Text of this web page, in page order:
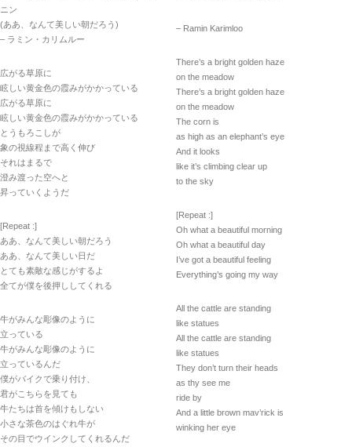
ニン
(ああ、なんて美しい朝だろう)
– ラミン・カリムルー
広がる草原に
眩しい黄金色の霞みがかかっている
広がる草原に
眩しい黄金色の霞みがかかっている
とうもろこしが
象の視線程まで高く伸び
それはまるで
澄み渡った空へと
昇っていくようだ
[Repeat :]
ああ、なんて美しい朝だろう
ああ、なんて美しい日だ
とても素敵な感じがするよ
全てが僕を後押ししてくれる
牛がみんな彫像のように
立っている
牛がみんな彫像のように
立っているんだ
僕がバイクで乗り付け、
君がこちらを見ても
牛たちは首を傾けもしない
小さな茶色のはぐれ牛が
その目でウインクしてくれるんだ
– Ramin Karimloo
There’s a bright golden haze
on the meadow
There’s a bright golden haze
on the meadow
The corn is
as high as an elephant’s eye
And it looks
like it’s climbing clear up
to the sky
[Repeat :]
Oh what a beautiful morning
Oh what a beautiful day
I’ve got a beautiful feeling
Everything’s going my way
All the cattle are standing
like statues
All the cattle are standing
like statues
They don’t turn their heads
as thy see me
ride by
And a little brown mav’rick is
winking her eye